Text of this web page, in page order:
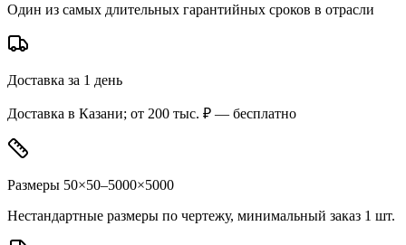
Один из самых длительных гарантийных сроков в отрасли
Доставка за 1 день
Доставка в Казани; от 200 тыс. ₽ — бесплатно
Размеры 50×50–5000×5000
Нестандартные размеры по чертежу, минимальный заказ 1 шт.